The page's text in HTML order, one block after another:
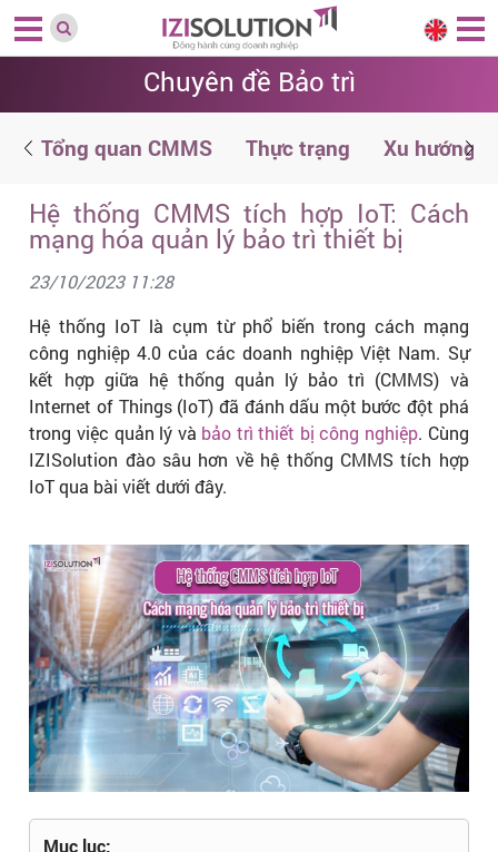
Chuyên đề Bảo trì
Tổng quan CMMS Thực trạng Xu hướng
Hệ thống CMMS tích hợp IoT: Cách
mạng hóa quản lý bảo trì thiết bị
23/10/2023 11:28
Hệ thống IoT là cụm từ phổ biến trong cách mạng
công nghiệp 4.0 của các doanh nghiệp Việt Nam. Sự
kết hợp giữa hệ thống quản lý bảo trì (CMMS) và
Internet of Things (IoT) đã đánh dấu một bước đột phá
trong việc quản lý và bảo trì thiết bị công nghiệp. Cùng
IZISolution đào sâu hơn về hệ thống CMMS tích hợp
IoT qua bài viết dưới đây.
Mục lục: